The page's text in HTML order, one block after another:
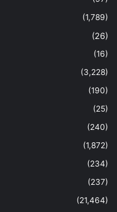
(1,789)
(26)
(16)
(3,228)
(190)
(25)
(240)
(1,872)
(234)
(237)
(21,464)